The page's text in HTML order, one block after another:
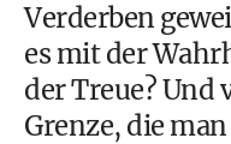
Verderben
es mit der
der Treue? Und
Grenze, die